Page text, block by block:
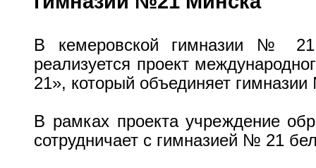
В кемеровской гимназии №
реализуется проект
21», который объединяет
В рамках проекта учреждение
сотрудничает с гимназией № 21